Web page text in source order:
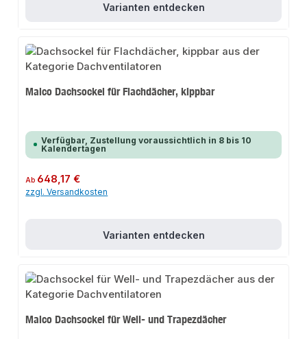
Varianten entdecken
Maico Dachsockel für Flachdächer, kippbar
Verfügbar, Zustellung voraussichtlich in 8 bis 10
Kalendertagen
Regulärer Preis:
Ab 648,17 €
zzgl. Versandkosten
Varianten entdecken
Maico Dachsockel für Well- und Trapezdächer